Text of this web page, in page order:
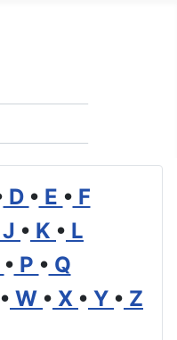
D • E • F
J • K • L
• P • Q
• W • X • Y • Z